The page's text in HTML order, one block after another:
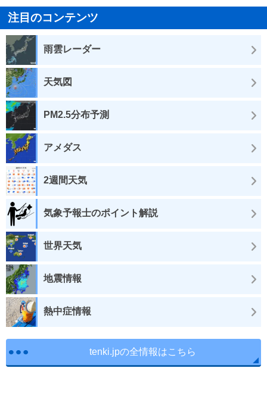
注目のコンテンツ
雨雲レーダー
天気図
PM2.5分布予測
アメダス
2週間天気
気象予報士のポイント解説
世界天気
地震情報
熱中症情報
tenki.jpの全情報はこちら